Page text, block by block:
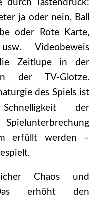
durch Tastendruck:
ja oder nein, Ball
oder Rote Karte,
Videobeweis
Zeitlupe in der
der TV-Glotze.
des Spiels ist
der
erfüllt werden –
Chaos und
erhöht den